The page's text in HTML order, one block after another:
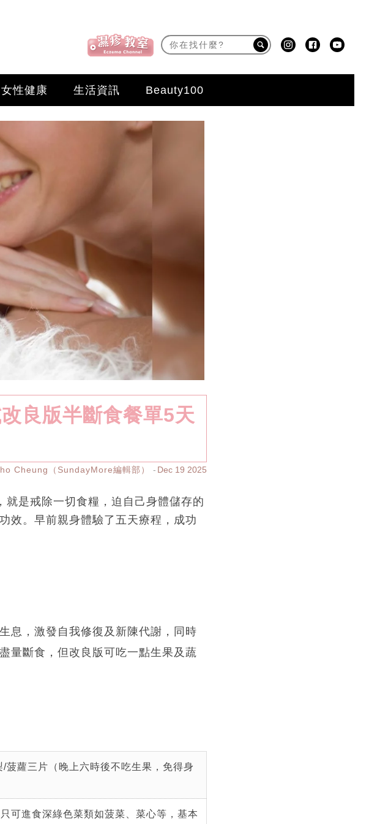
女性健康 生活資訊 Beauty100
良版半斷食餐單5天
Cheung（SundayMore編輯部） Dec 19 2025
是戒除一切食糧，迫自己身體儲存的
效。早前親身體驗了五天療程，成功
息，激發自我修復及新陳代謝，同時
量斷食，但改良版可吃一點生果及蔬
菠蘿三片（晚上六時後不吃生果，免得身
可進食深綠色菜類如菠菜、菜心等，基本